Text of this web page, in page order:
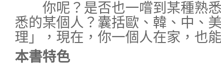
你呢？是否也一嚐到某種熟悉
悉的某個人？囊括歐、韓、中、
理」，現在，你一個人在家，也
本書特色